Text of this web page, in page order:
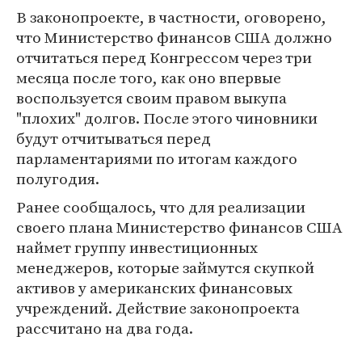
В законопроекте, в частности, оговорено,
что Министерство финансов США должно
отчитаться перед Конгрессом через три
месяца после того, как оно впервые
воспользуется своим правом выкупа
"плохих" долгов. После этого чиновники
будут отчитываться перед
парламентариями по итогам каждого
полугодия.
Ранее сообщалось, что для реализации
своего плана Министерство финансов США
наймет группу инвестиционных
менеджеров, которые займутся скупкой
активов у американских финансовых
учреждений. Действие законопроекта
рассчитано на два года.